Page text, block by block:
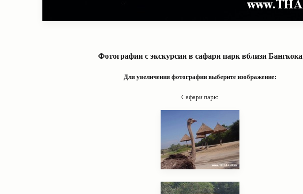
Фотографии с экскурсии в сафари парк вблизи Бангкока
Для увеличения фотографии выберите изображение:
Сафари парк: